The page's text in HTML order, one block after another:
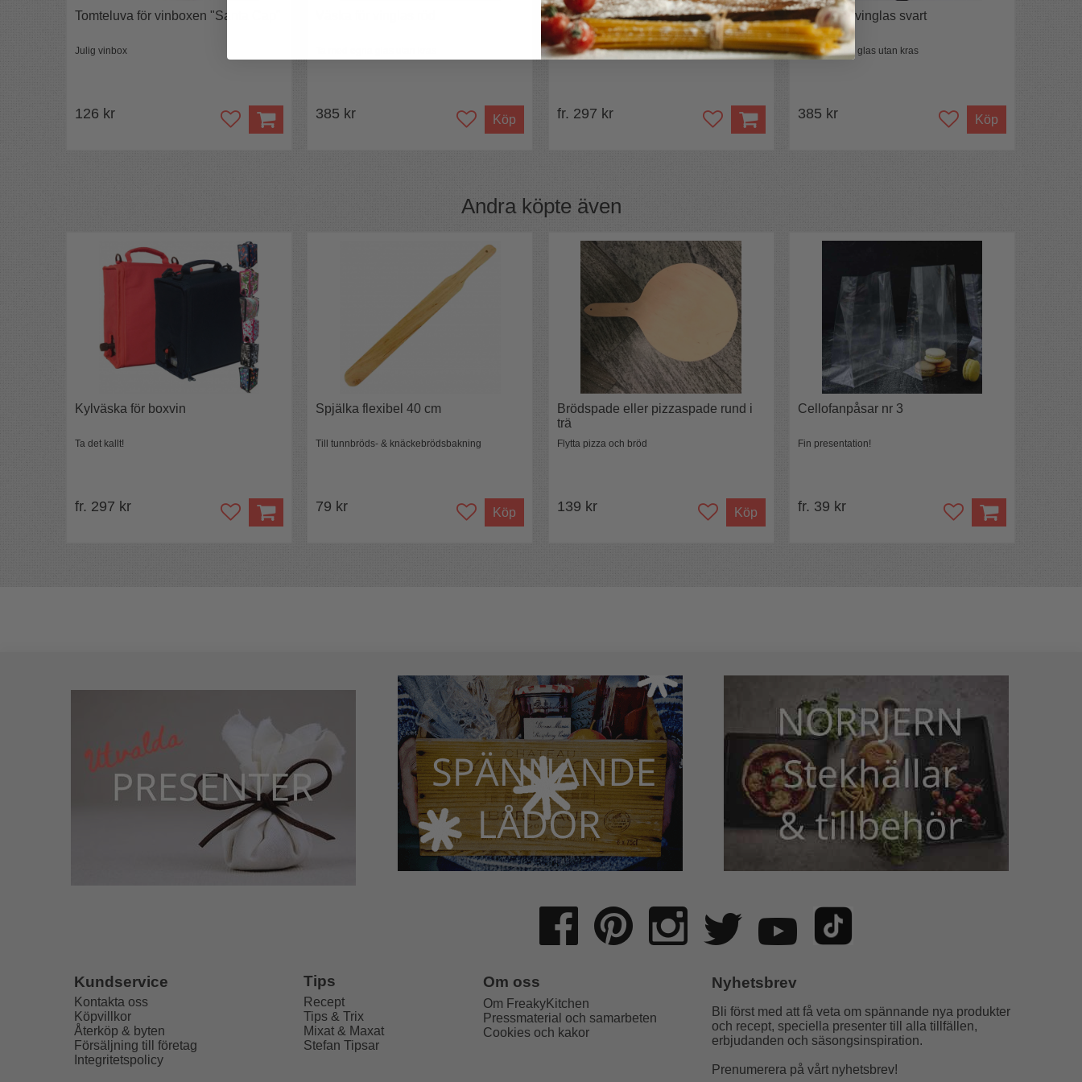
Tomteluva för vinboxen "Santa Cap"
Julig vinbox
126 kr 385 kr Köp
Kylväska för boxvin
Ta det kallt!
fr. 297 kr
Väska för vinglas svart
Ta med egna glas utan kras
385 kr Köp
Andra köpte även
Kylväska för boxvin
Ta det kallt!
fr. 297 kr
Spjälka flexibel 40 cm
Till tunnbröds- & knäckebrödsbakning
79 kr Köp
Brödspade eller pizzaspade rund i
trä
Flytta pizza och bröd
139 kr Köp
Cellofanpåsar nr 3
Fin presentation!
fr. 39 kr
Kundservice
Kontakta oss
Köpvillkor
Återköp & byten
Försäljning till företag
Integritetspolicy
Tips
Recept
Tips & Trix
Mixat & Maxat
Stefan Tipsar
Om oss
Om FreakyKitchen
Pressmaterial och samarbeten
Cookies och kakor
Nyhetsbrev
Bli först med att få veta om spännande nya produkter
och recept, speciella presenter till alla tillfällen,
erbjudanden och säsongsinspiration.
Prenumerera på vårt nyhetsbrev!